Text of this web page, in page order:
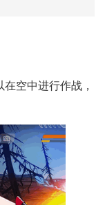
空中进行作战，